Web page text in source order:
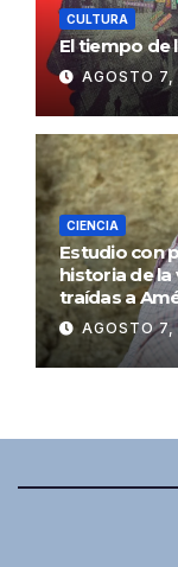
CULTURA
El tiempo de
AGOSTO
CIENCIA
Estudio con
historia de la
traídas a
AGOSTO